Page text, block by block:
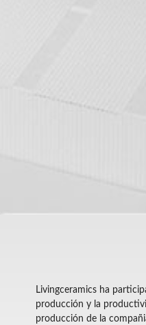
Livingceramics ha
producción y la
producción de la